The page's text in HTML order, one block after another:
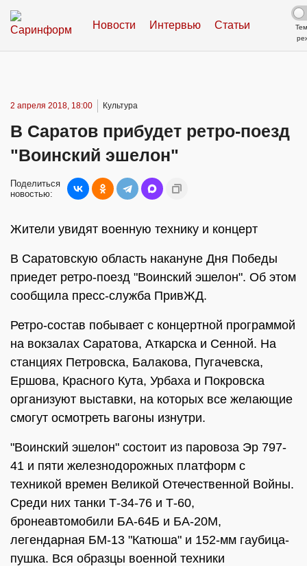
Новости Интервью Статьи
2 апреля 2018, 18:00 Культура
В Саратов прибудет ретро-поезд
"Воинский эшелон"
Поделиться
новостью:
Жители увидят военную технику и концерт
В Саратовскую область накануне Дня Победы
приедет ретро-поезд "Воинский эшелон". Об этом
сообщила пресс-служба ПривЖД.
Ретро-состав побывает с концертной программой
на вокзалах Саратова, Аткарска и Сенной. На
станциях Петровска, Балакова, Пугачевска,
Ершова, Красного Кута, Урбаха и Покровска
организуют выставки, на которых все желающие
смогут осмотреть вагоны изнутри.
"Воинский эшелон" состоит из паровоза Эр 797-
41 и пяти железнодорожных платформ с
техникой времен Великой Отечественной Войны.
Среди них танки Т-34-76 и Т-60,
бронеавтомобили БА-64Б и БА-20М,
легендарная БМ-13 "Катюша" и 152-мм гаубица-
пушка. Вся образцы военной техники